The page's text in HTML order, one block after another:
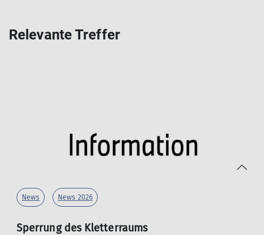
Relevante Treffer
News News 2026
Sperrung des Kletterraums